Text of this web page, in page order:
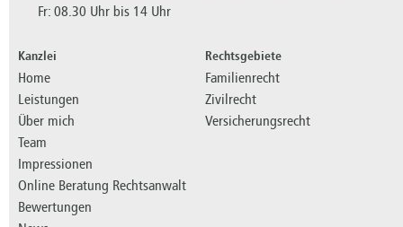
Fr: 08.30 Uhr bis 14 Uhr
Kanzlei
Home
Leistungen
Über mich
Team
Impressionen
Online Beratung Rechtsanwalt
Bewertungen
Rechtsgebiete
Familienrecht
Zivilrecht
Versicherungsrecht